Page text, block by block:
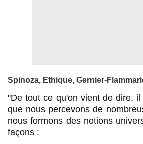
Spinoza, Ethique, Gernier-
"De tout ce qu'on vient de dire,
que nous percevons de
nous formons des notions
façons :